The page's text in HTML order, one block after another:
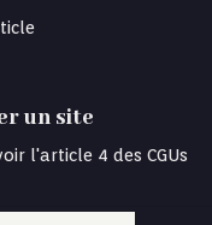
un site
l'article 4 des CGUs